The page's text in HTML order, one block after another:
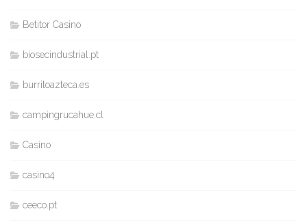
Betitor Casino
biosecindustrial.pt
burritoazteca.es
campingrucahue.cl
Casino
casino4
ceeco.pt